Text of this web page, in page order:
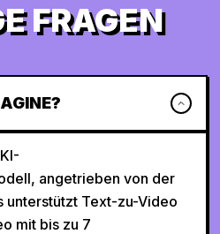
FRAGEN
angetrieben von der
unterstützt Text-zu-Video
mit bis zu 7